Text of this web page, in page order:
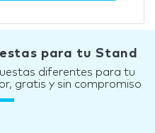
para tu Stand
diferentes para tu
gratis y sin compromiso